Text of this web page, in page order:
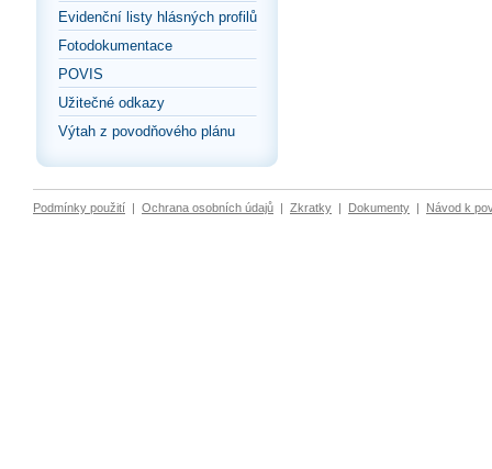
Evidenční listy hlásných profilů
Fotodokumentace
POVIS
Užitečné odkazy
Výtah z povodňového plánu
Podmínky použití | Ochrana osobních údajů | Zkratky | Dokumenty | Návod k